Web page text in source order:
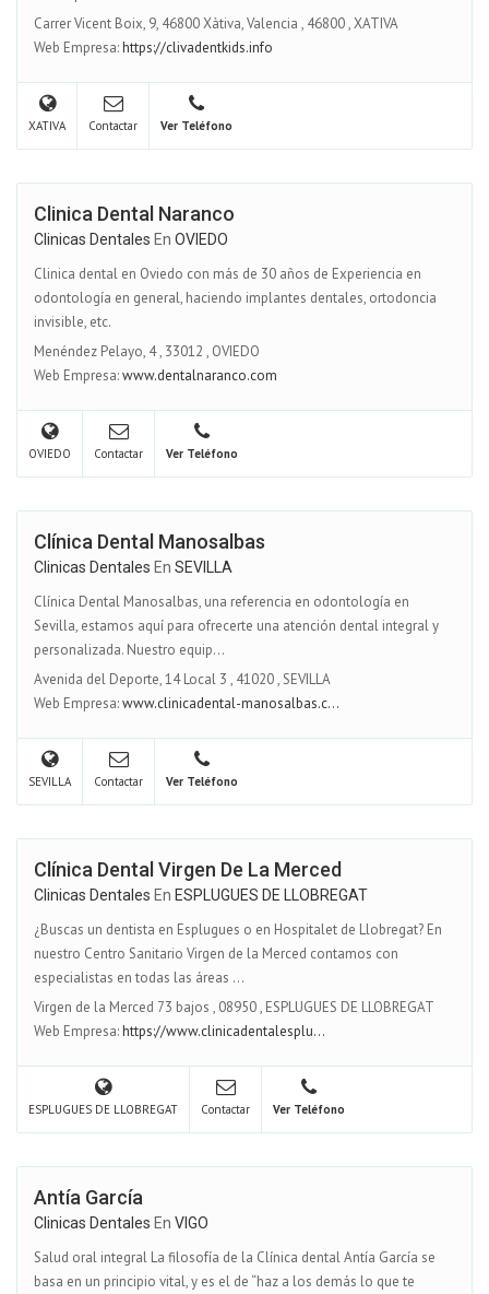
Carrer Vicent Boix, 9, 46800 Xàtiva, Valencia , 46800,XATIVA
Web Empresa:https://clivadentkids.info
XATIVA Contactar Ver Teléfono
Clinica Dental Naranco
Clinicas Dentales En OVIEDO
Clinica dental en Oviedo con más de 30 años de Experiencia en
odontología en general, haciendo implantes dentales, ortodoncia
invisible, etc.
Menéndez Pelayo, 4, 33012 , OVIEDO
Web Empresa:www.dentalnaranco.com
OVIEDO Contactar Ver Teléfono
Clínica Dental Manosalbas
Clinicas Dentales En SEVILLA
Clínica Dental Manosalbas, una referencia en odontología en
Sevilla, estamos aquí para ofrecerte una atención dental integral y
personalizada. Nuestro equip...
Avenida del Deporte, 14 Local 3 , 41020,SEVILLA
Web Empresa:www.clinicadental-manosalbas.c...
SEVILLA Contactar Ver Teléfono
Clínica Dental Virgen De La Merced
Clinicas Dentales En ESPLUGUES DE LLOBREGAT
¿Buscas un dentista en Esplugues o en Hospitalet de Llobregat? En
nuestro Centro Sanitario Virgen de la Merced contamos con
especialistas en todas las áreas ...
Virgen de la Merced 73 bajos , 08950, ESPLUGUES DE LLOBREGAT
Web Empresa:https://www.clinicadentalesplu...
ESPLUGUES DE LLOBREGAT Contactar Ver Teléfono
Antía García
Clinicas Dentales En VIGO
Salud oral integral La filosofía de la Clínica dental Antía García se
basa en un principio vital, y es el de “haz a los demás lo que te